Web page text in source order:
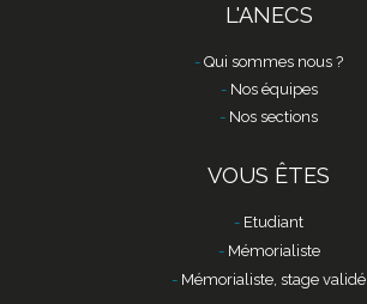
L'ANECS
Qui sommes nous ?
Nos équipes
Nos sections
VOUS ÊTES
Etudiant
Mémorialiste
Mémorialiste, stage validé